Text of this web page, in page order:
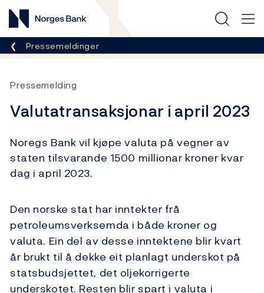
Norges Bank
Her er du nå:
Pressemeldinger
Pressemelding
Valutatransaksjonar i april 2023
Noregs Bank vil kjøpe valuta på vegner av
staten tilsvarande 1500 millionar kroner kvar
dag i april 2023.
Den norske stat har inntekter frå
petroleumsverksemda i både kroner og
valuta. Ein del av desse inntektene blir kvart
år brukt til å dekke eit planlagt underskot på
statsbudsjettet, det oljekorrigerte
underskotet. Resten blir spart i valuta i